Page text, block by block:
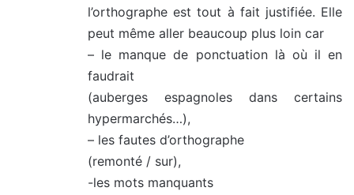
l’orthographe est tout à fait justifiée. Elle
peut même aller beaucoup plus loin car
– le manque de ponctuation là où il en
faudrait
(auberges espagnoles dans certains
hypermarchés…),
– les fautes d’orthographe
(remonté / sur),
-les mots manquants